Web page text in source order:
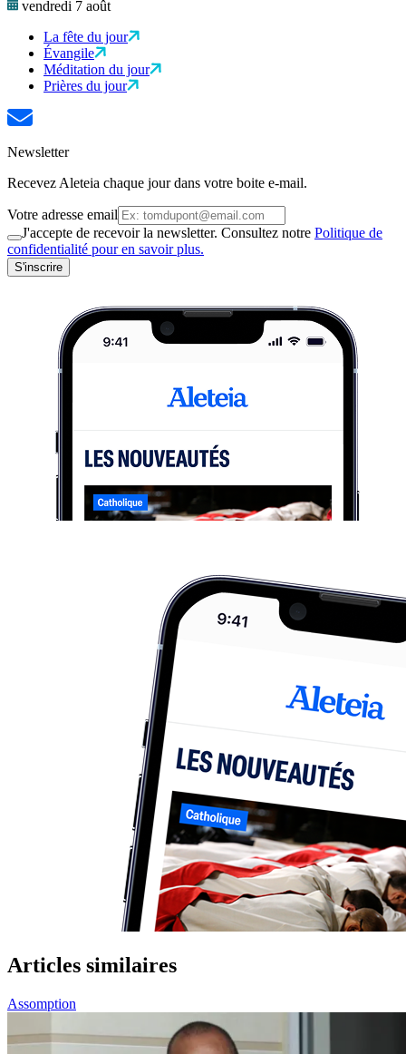
vendredi 7 août
La fête du jour
Évangile
Méditation du jour
Prières du jour
Newsletter
Recevez Aleteia chaque jour dans votre boite e-mail.
Votre adresse email
J'accepte de recevoir la newsletter. Consultez notre Politique de
confidentialité pour en savoir plus.
S'inscrire
Articles similaires
Assomption